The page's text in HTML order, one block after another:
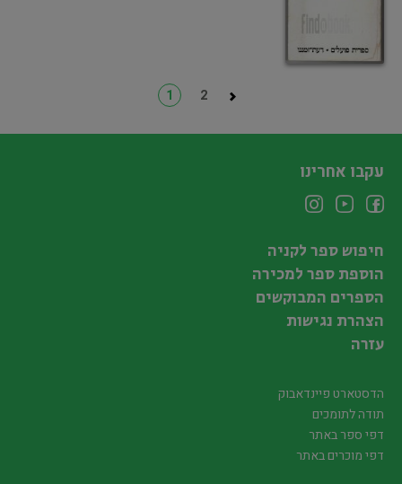
1 2
עקבו אחרינו
חיפוש ספר לקניה
הוספת ספר למכירה
הספרים המבוקשים
הצהרת נגישות
עזרה
הדסטארט פיינדאבוק
תודה לתומכים
דפי ספר באתר
דפי מוכרים באתר